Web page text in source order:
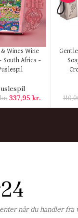
Wines Wine
South Africa –
kr. 337,95kr.
KØB
når du handler fra